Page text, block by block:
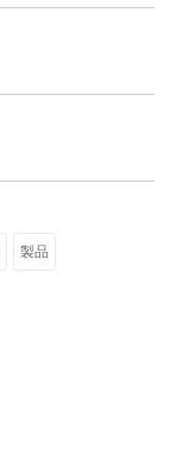
製品